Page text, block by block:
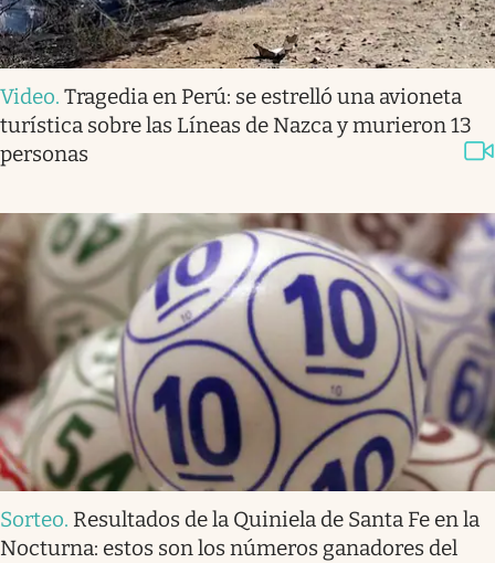
Video. Tragedia en Perú: se estrelló una avioneta
turística sobre las Líneas de Nazca y murieron 13
personas
Sorteo. Resultados de la Quiniela de Santa Fe en la
Nocturna: estos son los números ganadores del